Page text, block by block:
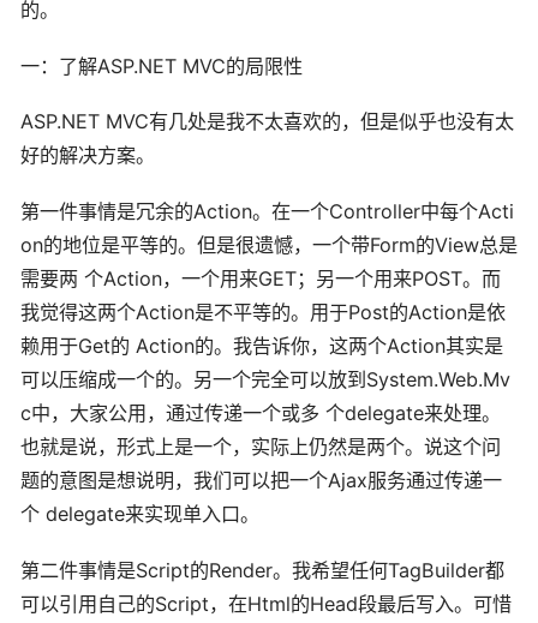
的。
一：了解ASP.NET MVC的局限性
ASP.NET MVC有几处是我不太喜欢的，但是似乎也没有太
好的解决方案。
第一件事情是冗余的Action。在一个Controller中每个Acti
on的地位是平等的。但是很遗憾，一个带Form的View总是
需要两 个Action，一个用来GET；另一个用来POST。而
我觉得这两个Action是不平等的。用于Post的Action是依
赖用于Get的 Action的。我告诉你，这两个Action其实是
可以压缩成一个的。另一个完全可以放到System.Web.Mv
c中，大家公用，通过传递一个或多 个delegate来处理。
也就是说，形式上是一个，实际上仍然是两个。说这个问
题的意图是想说明，我们可以把一个Ajax服务通过传递一
个 delegate来实现单入口。
第二件事情是Script的Render。我希望任何TagBuilder都
可以引用自己的Script，在Html的Head段最后写入。可惜